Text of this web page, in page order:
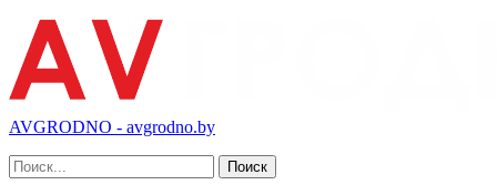
AVGRODNO - avgrodno.by